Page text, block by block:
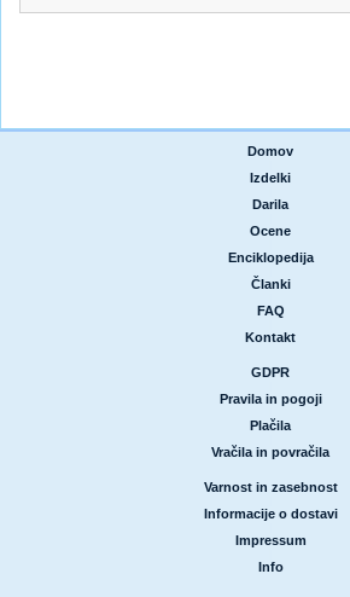
Domov
Izdelki
Darila
Ocene
Enciklopedija
Članki
FAQ
Kontakt
GDPR
Pravila in pogoji
Plačila
Vračila in povračila
Varnost in zasebnost
Informacije o dostavi
Impressum
Info